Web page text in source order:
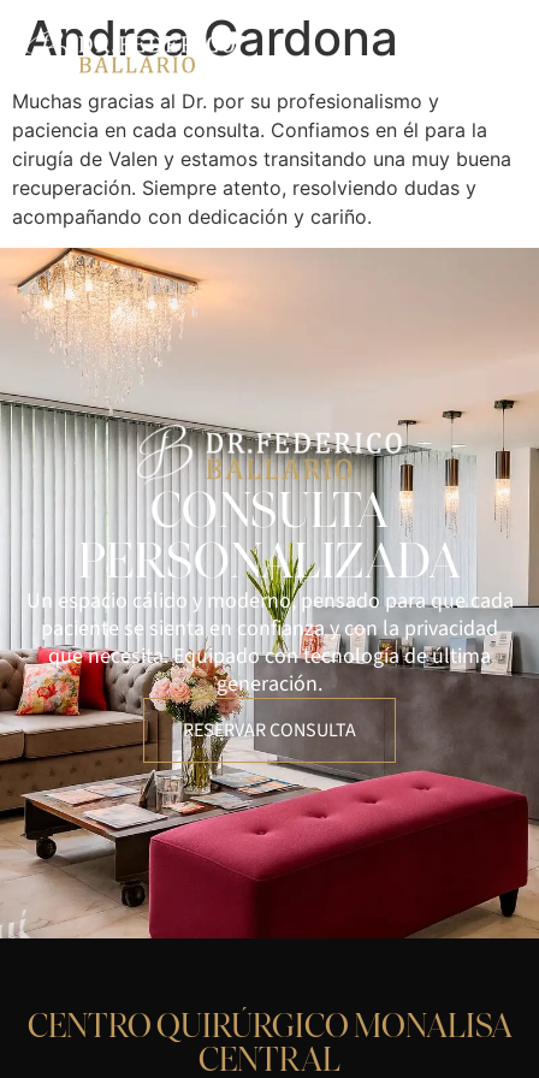
Andrea Cardona
Muchas gracias al Dr. por su profesionalismo y
paciencia en cada consulta. Confiamos en él para la
cirugía de Valen y estamos transitando una muy buena
recuperación. Siempre atento, resolviendo dudas y
acompañando con dedicación y cariño.
CONSULTA
PERSONALIZADA
Un espacio cálido y moderno, pensado para que cada
paciente se sienta en confianza y con la privacidad
que necesita. Equipado con tecnología de última
generación.
RESERVAR CONSULTA
CENTRO QUIRÚRGICO MONALISA
CENTRAL